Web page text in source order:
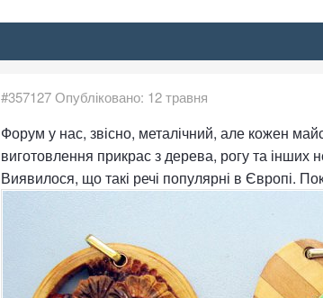
#357127Опубліковано: 12 травня
Форум у нас, звісно, металічний, але кожен
виготовлення прикрас з дерева, рогу та інших
Виявилося, що такі речі популярні в Європі.